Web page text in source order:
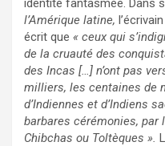
identité fantasmée. Dans
l’Amérique latine,
écrit que « ceux qui
de la cruauté des
des Incas […] n’ont pas
milliers, les centaines de
d’Indiennes et d’Indiens
barbares cérémonies, par
Chibchas ou Toltèques ».